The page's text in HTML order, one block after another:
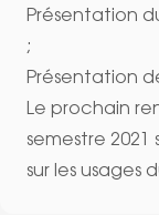
Présentation
;
Présentation
Le prochain
semestre
sur les usages